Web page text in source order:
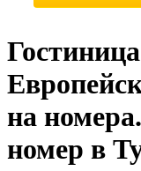
на
номер в